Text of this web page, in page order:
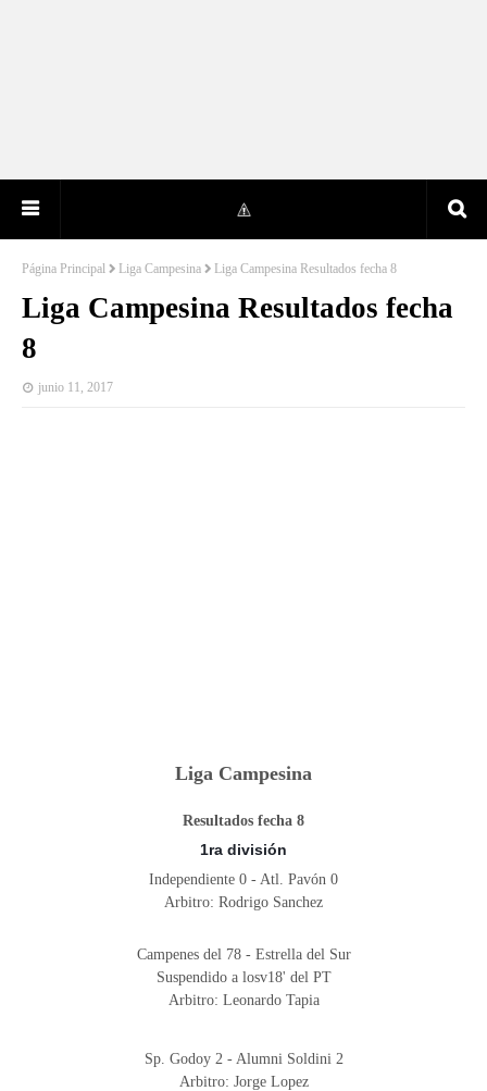
Página Principal Liga Campesina Liga Campesina Resultados fecha 8
Liga Campesina Resultados fecha
8
junio 11, 2017
Liga Campesina
Resultados fecha 8
1ra división
Independiente 0 - Atl. Pavón 0
Arbitro: Rodrigo Sanchez
Campenes del 78 - Estrella del Sur
Suspendido a losv18' del PT
Arbitro: Leonardo Tapia
Sp. Godoy 2 - Alumni Soldini 2
Arbitro: Jorge Lopez